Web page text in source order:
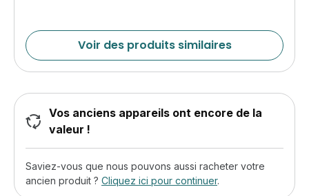
Voir des produits similaires
Vos anciens appareils ont encore de la
valeur !
Saviez-vous que nous pouvons aussi racheter votre
ancien produit ? Cliquez ici pour continuer.